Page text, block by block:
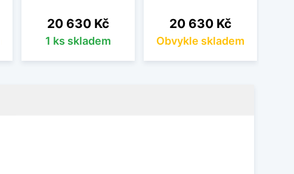
Cena
20 630 Kč
1 ks skladem
Cena
20 630 Kč
Obvykle skladem